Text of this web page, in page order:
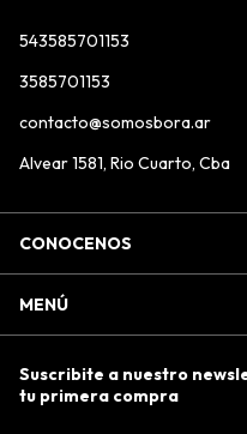
543585701153
3585701153
contacto@somosbora.ar
Alvear 1581, Rio Cuarto, Cba
CONOCENOS
MENÚ
Suscribite a nuestro
tu primera compra